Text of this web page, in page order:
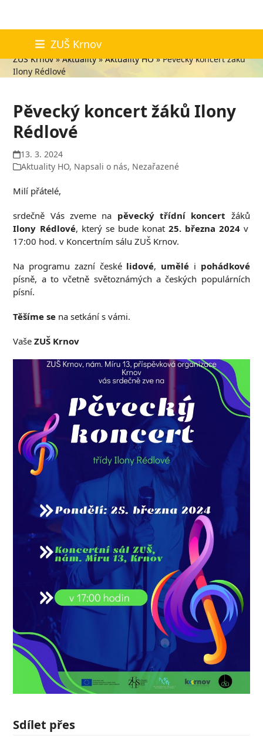
content
ZUŠ Krnov
Aktuality
ZUŠ Krnov»Aktuality»Aktuality HO»Pěvecký koncert žáků
Ilony Rédlové
Pěvecký koncert žáků Ilony
Rédlové
13. 3. 2024
Aktuality HO, Napsali o nás, Nezařazené
Milí přátelé,
srdečně Vás zveme na pěvecký třídní koncert žáků
Ilony Rédlové, který se bude konat 25. března 2024 v
17:00 hod. v Koncertním sálu ZUŠ Krnov.
Na programu zazní české lidové, umělé i pohádkové
písně, a to včetně světoznámých a českých populárních
písní.
Těšíme se na setkání s vámi.
VašeZUŠ Krnov
Sdílet přes